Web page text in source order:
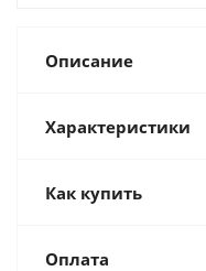
Описание
Характеристики
Как купить
Оплата